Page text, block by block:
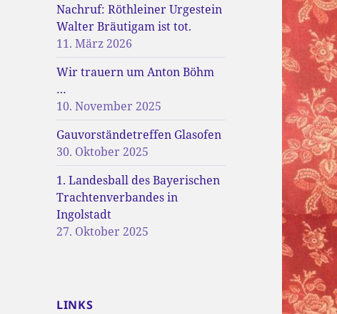
Nachruf: Röthleiner Urgestein
Walter Bräutigam ist tot.
11. März 2026
Wir trauern um Anton Böhm
…
10. November 2025
Gauvorständetreffen Glasofen
30. Oktober 2025
1. Landesball des Bayerischen
Trachtenverbandes in
Ingolstadt
27. Oktober 2025
LINKS